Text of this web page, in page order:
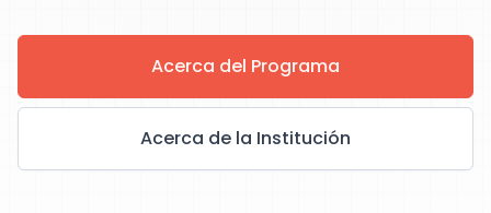
Acerca del Programa
Acerca de la Institución